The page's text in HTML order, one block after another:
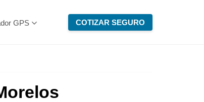
GPS COTIZAR SEGURO